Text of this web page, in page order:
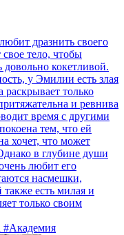
дразнить своего
свое тело, чтобы
кокетливой.
у Эмилии есть злая
только
и ревнива
время с другими
тем, что ей
хочет, что может
в глубине души
любит его
насмешки,
есть милая и
только своим
#Академия